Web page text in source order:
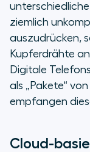
ziemlich
auszudrücken,
Kupferdrähte
Digitale
als „Pakete“
empfangen
Cloud-